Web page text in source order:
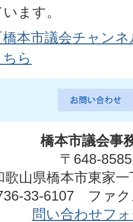
ます。
橋本市議会チャン
ら
橋本市議会事
〒648-8585
歌山県橋本市東家
33-6107 ファク
問い合わせフ